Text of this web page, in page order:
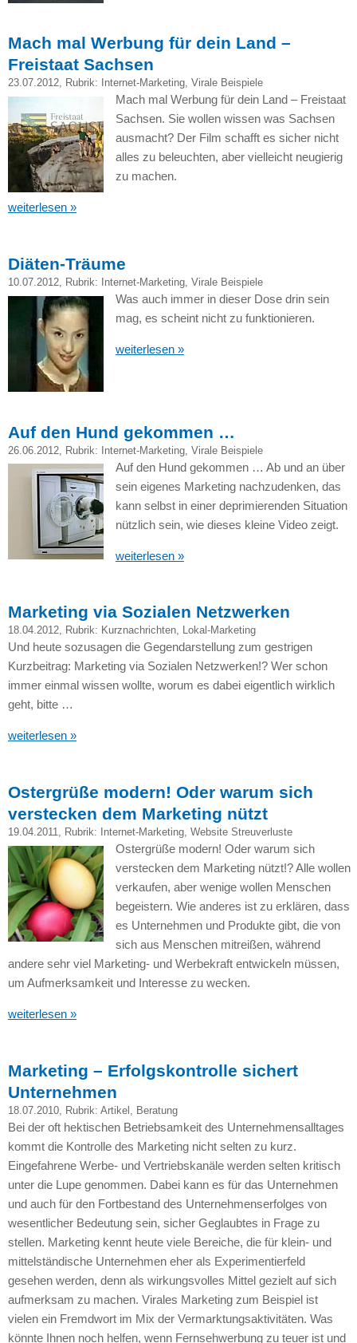
Mach mal Werbung für dein Land –
Freistaat Sachsen
23.07.2012, Rubrik: Internet-Marketing, Virale Beispiele
Mach mal Werbung für dein Land – Freistaat
Sachsen. Sie wollen wissen was Sachsen
ausmacht? Der Film schafft es sicher nicht
alles zu beleuchten, aber vielleicht neugierig
zu machen.
weiterlesen »
Diäten-Träume
10.07.2012, Rubrik: Internet-Marketing, Virale Beispiele
Was auch immer in dieser Dose drin sein
mag, es scheint nicht zu funktionieren.
weiterlesen »
Auf den Hund gekommen …
26.06.2012, Rubrik: Internet-Marketing, Virale Beispiele
Auf den Hund gekommen … Ab und an über
sein eigenes Marketing nachzudenken, das
kann selbst in einer deprimierenden Situation
nützlich sein, wie dieses kleine Video zeigt.
weiterlesen »
Marketing via Sozialen Netzwerken
18.04.2012, Rubrik: Kurznachrichten, Lokal-Marketing
Und heute sozusagen die Gegendarstellung zum gestrigen
Kurzbeitrag: Marketing via Sozialen Netzwerken!? Wer schon
immer einmal wissen wollte, worum es dabei eigentlich wirklich
geht, bitte …
weiterlesen »
Ostergrüße modern! Oder warum sich
verstecken dem Marketing nützt
19.04.2011, Rubrik: Internet-Marketing, Website Streuverluste
Ostergrüße modern! Oder warum sich
verstecken dem Marketing nützt!? Alle wollen
verkaufen, aber wenige wollen Menschen
begeistern. Wie anderes ist zu erklären, dass
es Unternehmen und Produkte gibt, die von
sich aus Menschen mitreißen, während
andere sehr viel Marketing- und Werbekraft entwickeln müssen,
um Aufmerksamkeit und Interesse zu wecken.
weiterlesen »
Marketing – Erfolgskontrolle sichert
Unternehmen
18.07.2010, Rubrik: Artikel , Beratung
Bei der oft hektischen Betriebsamkeit des Unternehmensalltages
kommt die Kontrolle des Marketing nicht selten zu kurz.
Eingefahrene Werbe- und Vertriebskanäle werden selten kritisch
unter die Lupe genommen. Dabei kann es für das Unternehmen
und auch für den Fortbestand des Unternehmenserfolges von
wesentlicher Bedeutung sein, sicher Geglaubtes in Frage zu
stellen. Marketing kennt heute viele Bereiche, die für klein- und
mittelständische Unternehmen eher als Experimentierfeld
gesehen werden, denn als wirkungsvolles Mittel gezielt auf sich
aufmerksam zu machen. Virales Marketing zum Beispiel ist
vielen ein Fremdwort im Mix der Vermarktungsaktivitäten. Was
könnte Ihnen noch helfen, wenn Fernsehwerbung zu teuer ist und